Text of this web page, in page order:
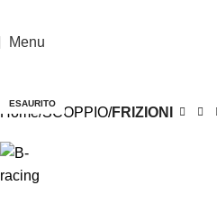
Menu
ESAURITO
Home SCOPPIO FRIZIONI